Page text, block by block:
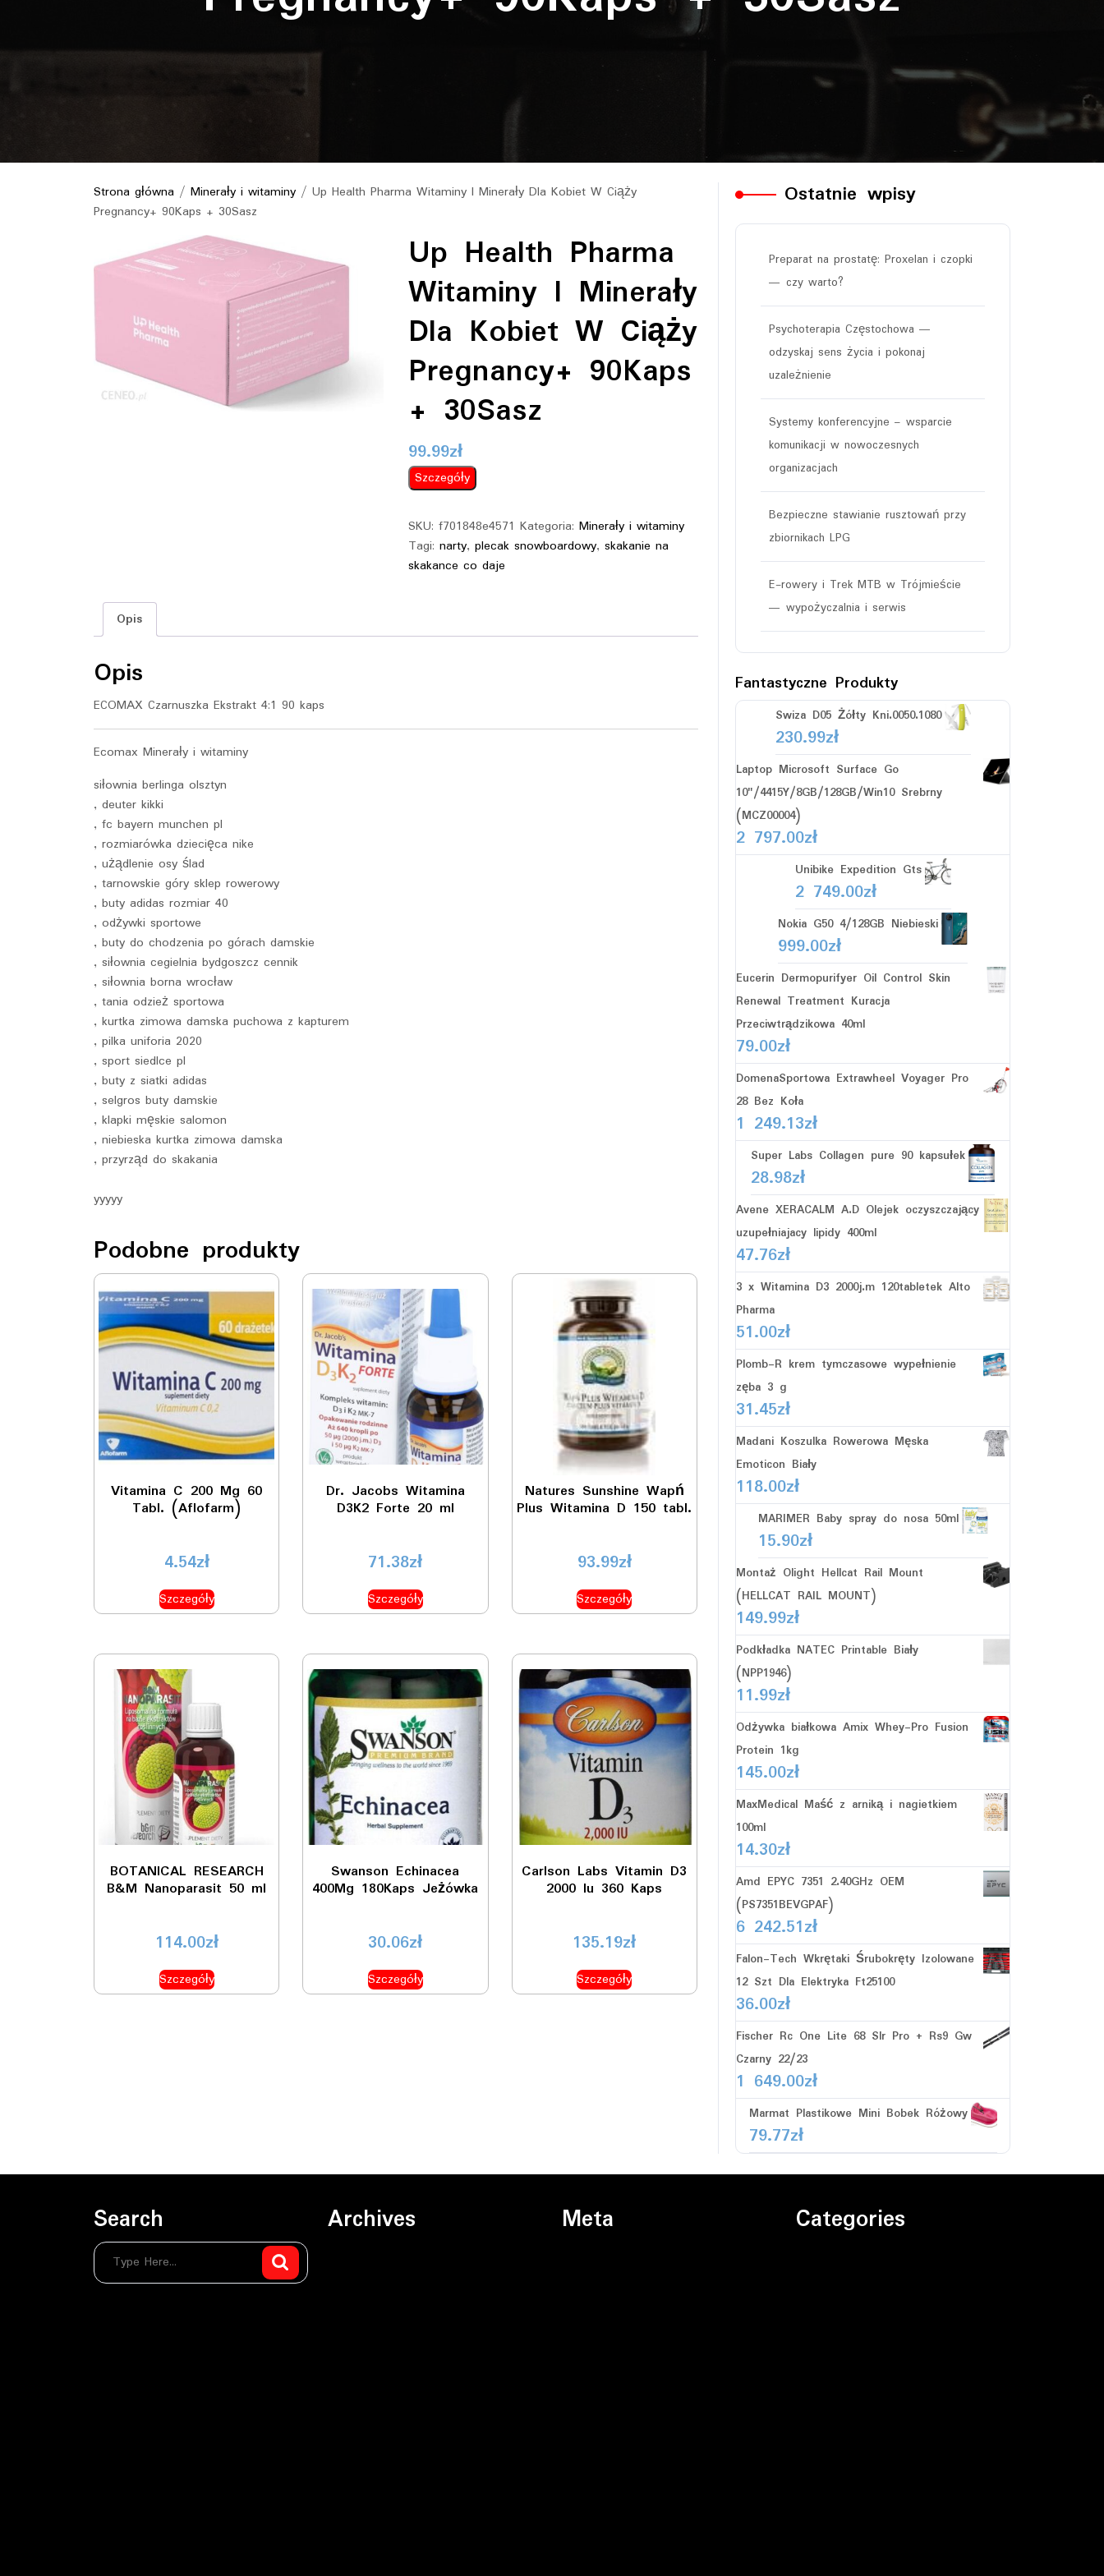
Strona główna / Minerały i witaminy / Up Health Pharma Witaminy I Minerały Dla Kobiet W Ciąży
Pregnancy+ 90Kaps + 30Sasz
Up Health Pharma
Witaminy I Minerały
Dla Kobiet W Ciąży
Pregnancy+ 90Kaps
+ 30Sasz
99.99zł
Szczegóły
SKU: f701848e4571 Kategoria: Minerały i witaminy
Tagi: narty, plecak snowboardowy, skakanie na
skakance co daje
Opis
Opis
ECOMAX Czarnuszka Ekstrakt 4:1 90 kaps
Ecomax Minerały i witaminy
siłownia berlinga olsztyn
, deuter kikki
, fc bayern munchen pl
, rozmiarówka dziecięca nike
, użądlenie osy ślad
, tarnowskie góry sklep rowerowy
, buty adidas rozmiar 40
, odżywki sportowe
, buty do chodzenia po górach damskie
, siłownia cegielnia bydgoszcz cennik
, siłownia borna wrocław
, tania odzież sportowa
, kurtka zimowa damska puchowa z kapturem
, pilka uniforia 2020
, sport siedlce pl
, buty z siatki adidas
, selgros buty damskie
, klapki męskie salomon
, niebieska kurtka zimowa damska
, przyrząd do skakania
yyyyy
Podobne produkty
Vitamina C 200 Mg 60
Tabl. (Aflofarm)
4.54zł
Szczegóły
Dr. Jacobs Witamina
D3K2 Forte 20 ml
71.38zł
Szczegóły
Natures Sunshine Wapń
Plus Witamina D 150 tabl.
93.99zł
Szczegóły
BOTANICAL RESEARCH
B&M Nanoparasit 50 ml
114.00zł
Szczegóły
Swanson Echinacea
400Mg 180Kaps Jeżówka
30.06zł
Szczegóły
Carlson Labs Vitamin D3
2000 Iu 360 Kaps
135.19zł
Szczegóły
Ostatnie wpisy
Preparat na prostatę: Proxelan i czopki
— czy warto?
Psychoterapia Częstochowa —
odzyskaj sens życia i pokonaj
uzależnienie
Systemy konferencyjne – wsparcie
komunikacji w nowoczesnych
organizacjach
Bezpieczne stawianie rusztowań przy
zbiornikach LPG
E-rowery i Trek MTB w Trójmieście
— wypożyczalnia i serwis
Fantastyczne Produkty
Swiza D05 Żółty Kni.0050.1080
230.99zł
Laptop Microsoft Surface Go
10"/4415Y/8GB/128GB/Win10 Srebrny
(MCZ00004)
2 797.00zł
Unibike Expedition Gts
2 749.00zł
Nokia G50 4/128GB Niebieski
999.00zł
Eucerin Dermopurifyer Oil Control Skin
Renewal Treatment Kuracja
Przeciwtrądzikowa 40ml
79.00zł
DomenaSportowa Extrawheel Voyager Pro
28 Bez Koła
1 249.13zł
Super Labs Collagen pure 90 kapsułek
28.98zł
Avene XERACALM A.D Olejek oczyszczający
uzupełniajacy lipidy 400ml
47.76zł
3 x Witamina D3 2000j.m 120tabletek Alto
Pharma
51.00zł
Plomb-R krem tymczasowe wypełnienie
zęba 3 g
31.45zł
Madani Koszulka Rowerowa Męska
Emoticon Biały
118.00zł
MARIMER Baby spray do nosa 50ml
15.90zł
Montaż Olight Hellcat Rail Mount
(HELLCAT RAIL MOUNT)
149.99zł
Podkładka NATEC Printable Biały
(NPP1946)
11.99zł
Odżywka białkowa Amix Whey-Pro Fusion
Protein 1kg
145.00zł
MaxMedical Maść z arniką i nagietkiem
100ml
14.30zł
Amd EPYC 7351 2.40GHz OEM
(PS7351BEVGPAF)
6 242.51zł
Falon-Tech Wkrętaki Śrubokręty Izolowane
12 Szt Dla Elektryka Ft25100
36.00zł
Fischer Rc One Lite 68 Slr Pro + Rs9 Gw
Czarny 22/23
1 649.00zł
Marmat Plastikowe Mini Bobek Różowy
79.77zł
Search Archives Meta Categories